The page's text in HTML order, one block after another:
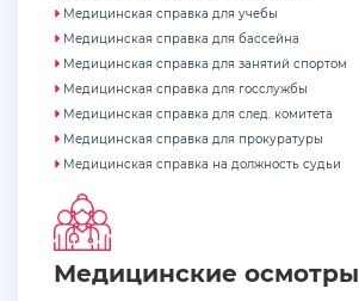
Медицинская справка для учебы
Медицинская справка для бассейна
Медицинская справка для занятий спортом
Медицинская справка для госслужбы
Медицинская справка для след. комитета
Медицинская справка для прокуратуры
Медицинская справка на должность судьи
Медицинские осмотры